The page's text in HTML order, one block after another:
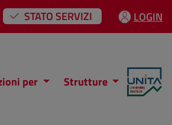
STATO SERVIZI LOGIN
per Strutture